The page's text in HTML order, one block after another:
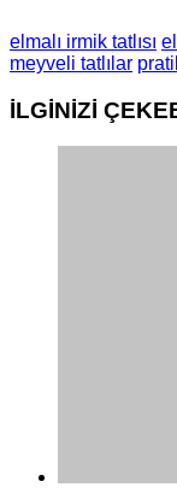
elmalı irmik tatlısı
meyveli tatlılar
İLGİNİZİ